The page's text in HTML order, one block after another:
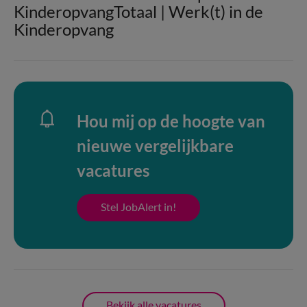
KinderopvangTotaal | Werk(t) in de
Kinderopvang
Hou mij op de hoogte van
nieuwe vergelijkbare
vacatures
Stel JobAlert in!